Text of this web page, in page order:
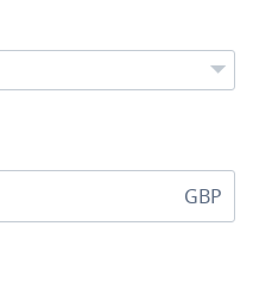
GBP